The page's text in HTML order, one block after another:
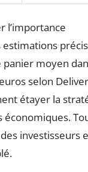
l’importance
estimations
panier moyen
selon
étayer la
investisseurs